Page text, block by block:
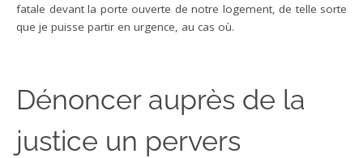
fatale devant la porte ouverte de notre logement, de telle sorte
que je puisse partir en urgence, au cas où.
Dénoncer auprès de la
justice un pervers